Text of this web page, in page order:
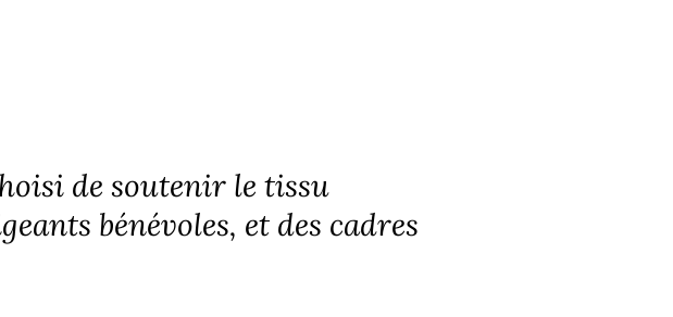
de soutenir le tissu
bénévoles, et des cadres